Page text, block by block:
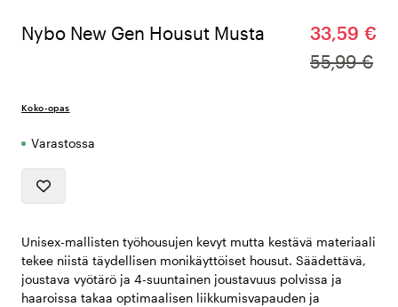
Nybo New Gen Housut Musta
33,59 €
55,99 €
Koko-opas
Varastossa
Unisex-mallisten työhousujen kevyt mutta kestävä materiaali
tekee niistä täydellisen monikäyttöiset housut. Säädettävä,
joustava vyötärö ja 4-suuntainen joustavuus polvissa ja
haaroissa takaa optimaalisen liikkumisvapauden ja